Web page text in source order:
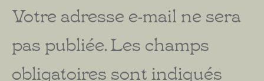
Votre adresse e-mail ne sera
pas publiée.Les champs
obligatoires sont indiqués